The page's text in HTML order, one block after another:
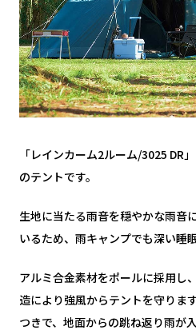
「レインカーム2ルーム/3025 DR
のテントです。
生地に当たる雨音を穏やかな雨音
いるため、雨キャンプでも深い睡
アルミ合金素材をポールに採用し
造により強風からテントを守りま
つきで、地面からの跳ね返り雨が